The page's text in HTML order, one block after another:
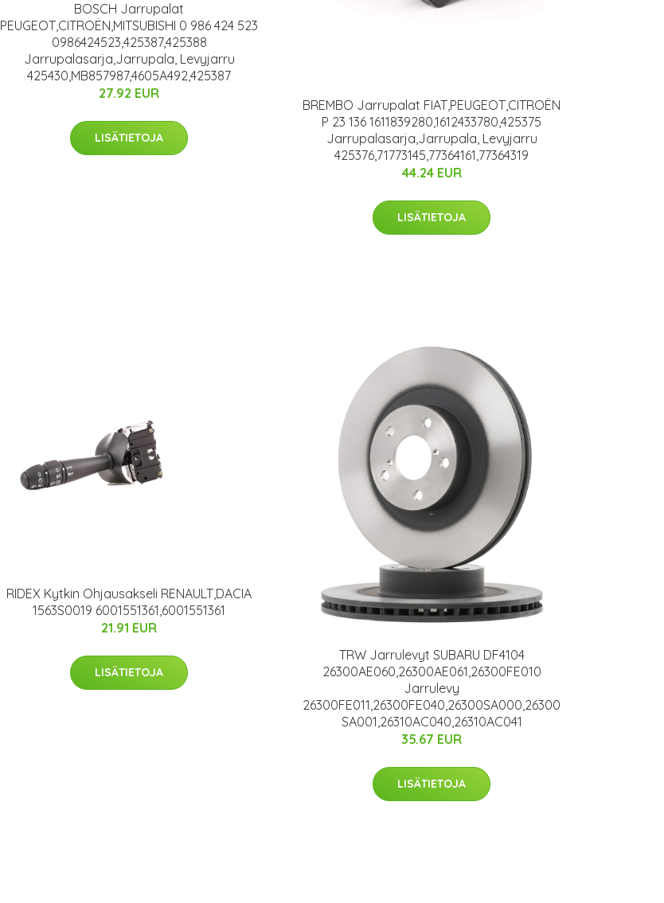
BOSCH Jarrupalat
PEUGEOT,CITROËN,MITSUBISHI 0 986 424 523
0986424523,425387,425388
Jarrupalasarja,Jarrupala, Levyjarru
425430,MB857987,4605A492,425387
27.92 EUR
LISÄTIETOJA
BREMBO Jarrupalat FIAT,PEUGEOT,CITROËN
P 23 136 1611839280,1612433780,425375
Jarrupalasarja,Jarrupala, Levyjarru
425376,71773145,77364161,77364319
44.24 EUR
LISÄTIETOJA
RIDEX Kytkin Ohjausakseli RENAULT,DACIA
1563S0019 6001551361,6001551361
21.91 EUR
LISÄTIETOJA
TRW Jarrulevyt SUBARU DF4104
26300AE060,26300AE061,26300FE010
Jarrulevy
26300FE011,26300FE040,26300SA000,26300
SA001,26310AC040,26310AC041
35.67 EUR
LISÄTIETOJA